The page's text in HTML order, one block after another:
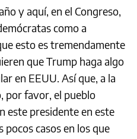
y aquí, en el Congreso,
como a
esto es tremendamente
que Trump haga algo
en EEUU. Así que, a la
por favor, el pueblo
este presidente en este
pocos casos en los que